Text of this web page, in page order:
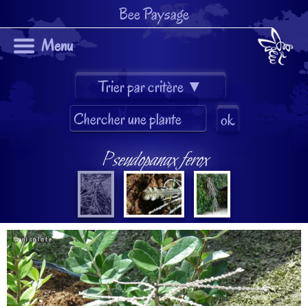
Bee Paysage
Menu
Pseudopanax ferox